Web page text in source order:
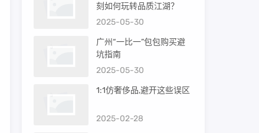
刻如何玩转品质江湖？
2025-05-30
广州“一比一”包包购买避
坑指南
2025-05-30
1:1仿奢侈品,避开这些误区
2025-02-28